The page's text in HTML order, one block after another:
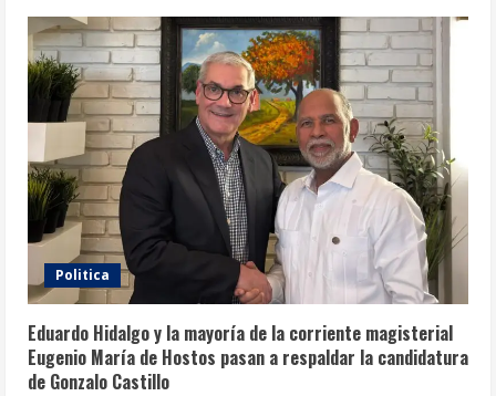
Politica
Eduardo Hidalgo y la mayoría de la corriente magisterial
Eugenio María de Hostos pasan a respaldar la candidatura
de Gonzalo Castillo